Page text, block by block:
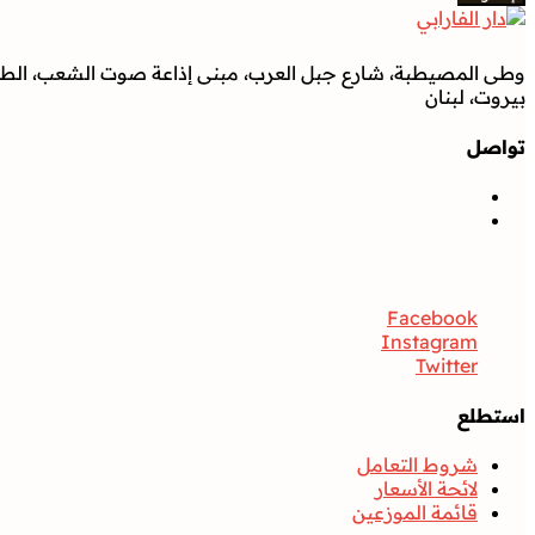
وطى المصيطبة، شارع جبل العرب، مبنى إذاعة صوت الشعب،
بيروت، لبنان
تواصل
Facebook
Instagram
Twitter
استطلع
شروط التعامل
لائحة الأسعار
قائمة الموزعين